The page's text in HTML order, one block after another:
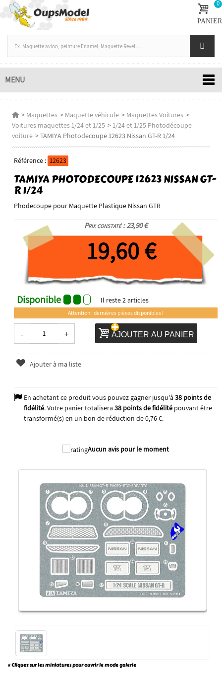
0
PANIER
MENU
> Maquettes > Maquette véhicule > Maquettes Voitures >
Voitures maquettes 1/24 et 1/25 >1/24 et 1/25 Photodécoupe
voiture >TAMIYA Photodecoupe 12623 Nissan GT-R 1/24
Référence : 12623
TAMIYA PHOTODECOUPE 12623 NISSAN GT-
R 1/24
Phodecoupe pour Maquette Plastique Nissan GTR
Prix constaté : 23,90 €
19,60 €
Disponible Il reste2articles
Attention : dernières pièces disponibles !
- + AJOUTER AU PANIER
Ajouter à ma liste
En achetant ce produit vous pouvez gagner jusqu'à 38points de
fidélité. Votre panier totalisera 38points de fidélitépouvant être
transformé(s) en un bon de réduction de0,76 €.
Aucun avis pour le moment
* Cliquez sur les miniatures pour ouvrir le mode galerie